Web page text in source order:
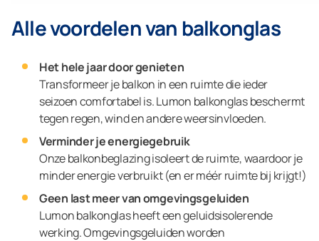
Alle voordelen van balkonglas
Het hele jaar door genieten
Transformeer je balkon in een ruimte die ieder
seizoen comfortabel is. Lumon balkonglas beschermt
tegen regen, wind en andere weersinvloeden.
Verminder je energiegebruik
Onze balkonbeglazing isoleert de ruimte, waardoor je
minder energie verbruikt (en er méér ruimte bij krijgt!)
Geen last meer van omgevingsgeluiden
Lumon balkonglas heeft een geluidsisolerende
werking. Omgevingsgeluiden worden